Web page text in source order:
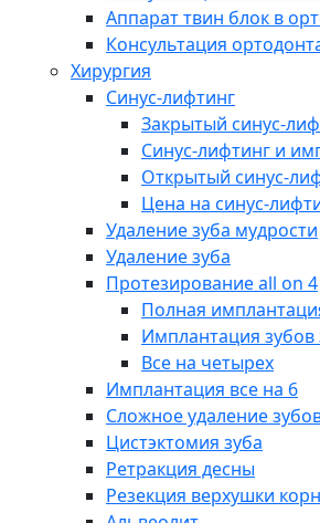
Аппарат твин блок в
Консультация
Хирургия
Синус-лифтинг
Закрытый синус-
Синус-лифтинг и
Открытый синус-
Цена на синус-
Удаление зуба мудрости
Удаление зуба
Протезирование all on 4
Полная
Имплантация зубов
Все на четырех
Имплантация все на 6
Сложное удаление
Цистэктомия зуба
Ретракция десны
Резекция верхушки